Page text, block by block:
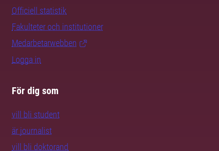
Officiell statistik
Fakulteter och institutioner
Medarbetarwebben
Logga in
För dig som
vill bli student
är journalist
vill bli doktorand